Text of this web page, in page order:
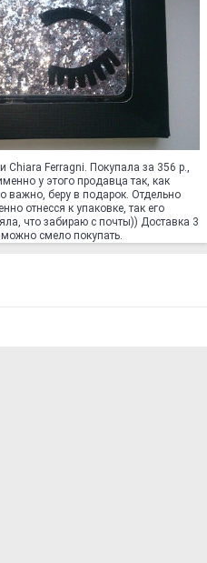
Ferragni. Покупала за 356 р.,
у этого продавца так, как
важно, беру в подарок. Отдельно
отнесся к упаковке, так его
что забираю с почты)) Доставка 3
смело покупать.